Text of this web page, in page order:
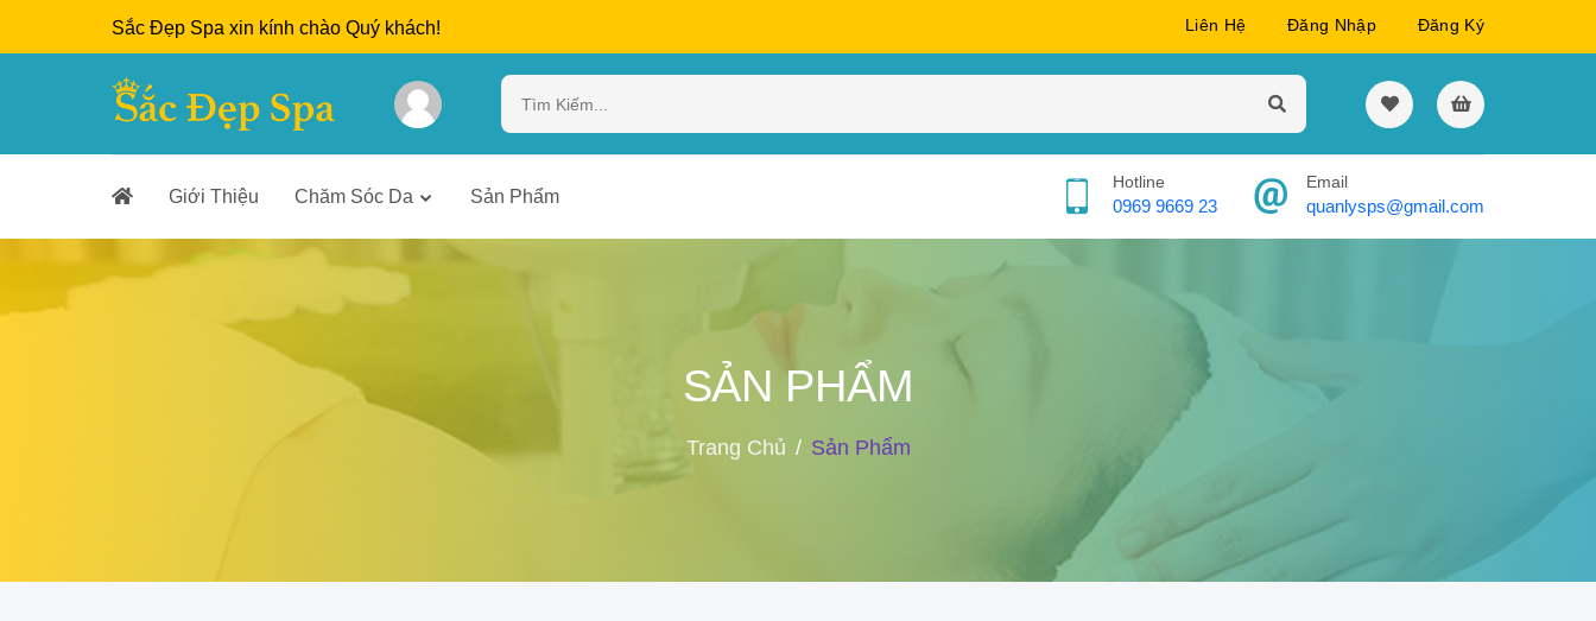
Sắc Đẹp Spa xin kính chào Quý khách! Liên Hệ Đăng Nhập Đăng Ký
Giới Thiệu Chăm Sóc Da Sản Phẩm
Hotline
0969 9669 23
Email
quanlysps@gmail.com
SẢN PHẨM
Trang Chủ Sản Phẩm